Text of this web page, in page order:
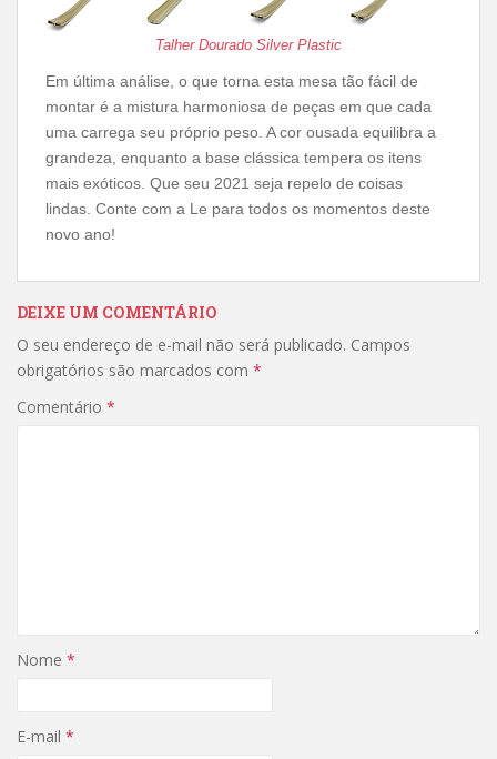
Talher Dourado Silver Plastic
Em última análise, o que torna esta mesa tão fácil de
montar é a mistura harmoniosa de peças em que cada
uma carrega seu próprio peso. A cor ousada equilibra a
grandeza, enquanto a base clássica tempera os itens
mais exóticos. Que seu 2021 seja repelo de coisas
lindas. Conte com a Le para todos os momentos deste
novo ano!
DEIXE UM COMENTÁRIO
O seu endereço de e-mail não será publicado. Campos
obrigatórios são marcados com *
Comentário *
Nome *
E-mail *